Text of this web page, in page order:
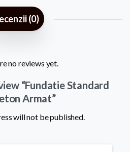
(0)
no reviews yet.
“Fundatie Standard
Armat”
will not be published.